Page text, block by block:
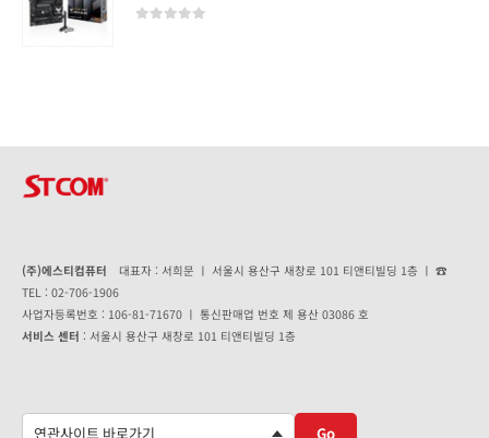
(주)에스티컴퓨터 대표자 : 서희문 ㅣ 서울시 용산구 새창로 101 티앤티빌딩 1층 ㅣ ☎
TEL : 02-706-1906
사업자등록번호 : 106-81-71670 ㅣ 통신판매업 번호 제 용산 03086 호
서비스 센터 : 서울시 용산구 새창로 101 티앤티빌딩 1층
Go